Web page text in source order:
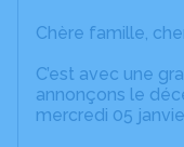
Chère famille,
C’est avec une
annonçons le
mercredi 05